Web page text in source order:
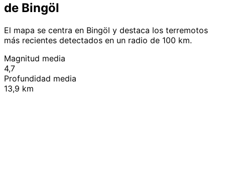
de Bingöl
El mapa se centra en Bingöl y destaca los terremotos
más recientes detectados en un radio de 100 km.
Magnitud media
4,7
Profundidad media
13,9 km